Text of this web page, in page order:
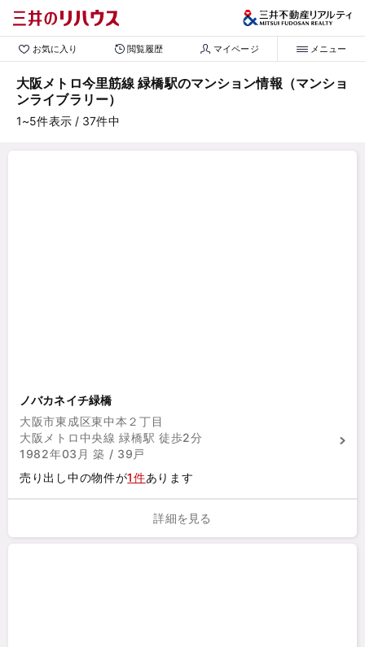
お気に入り 閲覧履歴 マイページ メニュー
大阪メトロ今里筋線 緑橋駅のマンション情報（マンショ
ンライブラリー）
1~5件表示/ 37件中
ノバカネイチ緑橋
大阪市東成区東中本２丁目
大阪メトロ中央線 緑橋駅 徒歩2分
1982年03月 築 / 39戸
売り出し中の物件が1件あります
詳細を見る